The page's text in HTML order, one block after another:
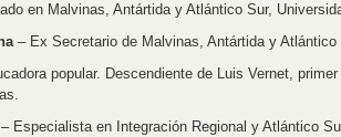
en Malvinas, Antártida y Atlántico Sur,
– Ex Secretario de Malvinas, Antártida y Atlántico
popular. Descendiente de Luis Vernet,
– Especialista en Integración Regional y Atlántico